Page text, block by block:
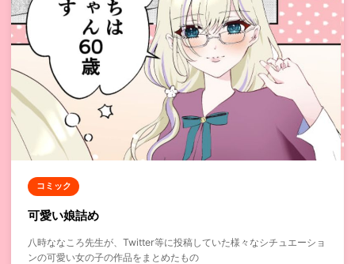
コミック
可愛い娘詰め
八時ななころ先生が、Twitter等に投稿していた様々なシチュエーショ
ンの可愛い女の子の作品をまとめたもの